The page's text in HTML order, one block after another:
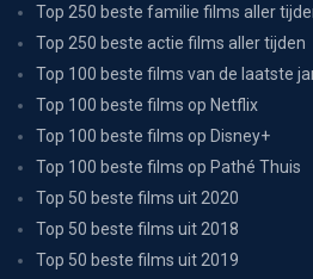
Top 250 beste familie films aller
Top 250 beste actie films aller tijden
Top 100 beste films van de laatste
Top 100 beste films op Netflix
Top 100 beste films op Disney+
Top 100 beste films op Pathé Thuis
Top 50 beste films uit 2020
Top 50 beste films uit 2018
Top 50 beste films uit 2019